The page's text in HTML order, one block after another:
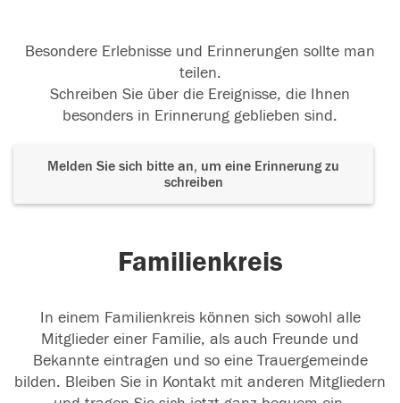
Besondere Erlebnisse und Erinnerungen sollte man
teilen.
Schreiben Sie über die Ereignisse, die Ihnen
besonders in Erinnerung geblieben sind.
Melden Sie sich bitte an, um eine Erinnerung zu
schreiben
Familienkreis
In einem Familienkreis können sich sowohl alle
Mitglieder einer Familie, als auch Freunde und
Bekannte eintragen und so eine Trauergemeinde
bilden. Bleiben Sie in Kontakt mit anderen Mitgliedern